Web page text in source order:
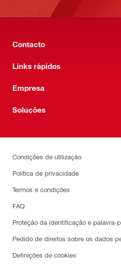
Contacto
Links rápidos
Empresa
Soluções
Condições de utilização
Política de privacidade
Termos e condições
FAQ
Proteção da identificação e palavra-
Pedido de direitos sobre os dados
Definições de cookies